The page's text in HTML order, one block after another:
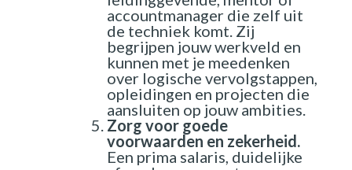
accountmanager die zelf uit
de techniek komt. Zij
begrijpen jouw werkveld en
kunnen met je meedenken
over logische vervolgstappen,
opleidingen en projecten die
aansluiten op jouw ambities.
Zorg voor goede
voorwaarden en zekerheid.
Een prima salaris, duidelijke